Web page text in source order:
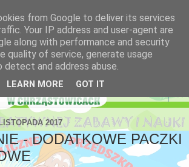
Przedszkole
2017
- DODATKOWE PACZKI
from Google to deliver its services
Your IP address and user-agent are
along with performance and security
quality of service, generate usage
and address abuse.
LEARN MORE GOT IT